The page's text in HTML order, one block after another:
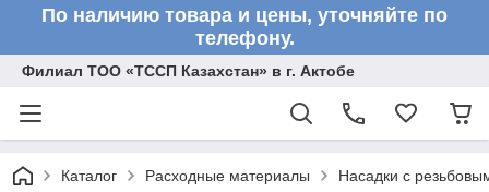
По наличию товара и цены, уточняйте по
телефону.
Филиал ТОО «ТССП Казахстан» в г. Актобе
Каталог Расходные материалы Насадки с